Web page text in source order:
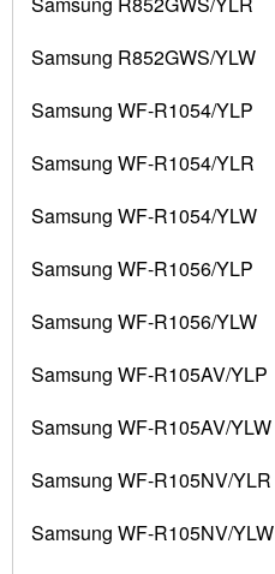
Samsung R852GWS/YLW
Samsung WF-R1054/YLP
Samsung WF-R1054/YLR
Samsung WF-R1054/YLW
Samsung WF-R1056/YLP
Samsung WF-R1056/YLW
Samsung WF-R105AV/YLP
Samsung WF-R105AV/YLW
Samsung WF-R105NV/YLR
Samsung WF-R105NV/YLW